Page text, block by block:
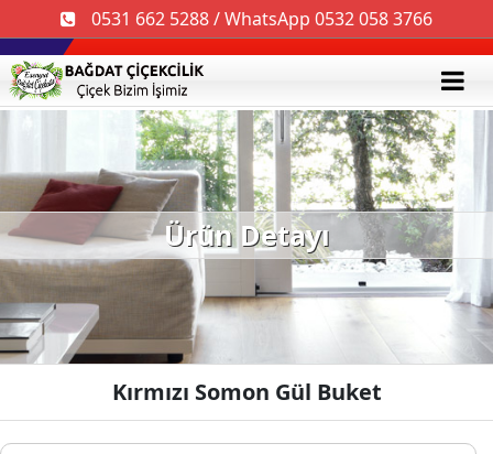
0531 662 5288 / WhatsApp 0532 058 3766
Ürün Detayı
Kırmızı Somon Gül Buket